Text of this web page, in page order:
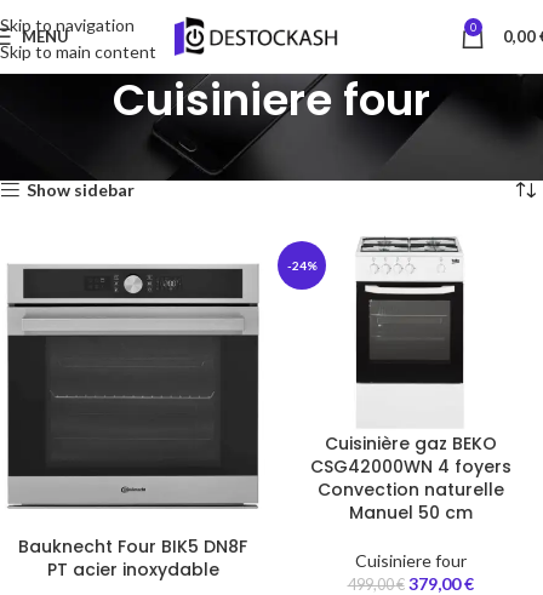
Skip to navigation
Skip to main content
MENU 0 0,00
Cuisiniere four
Cuisiniere four 14 résultats affichés
Show sidebar
Bauknecht Four BIK5 DN8F
PT acier inoxydable
-24%
Cuisinière gaz BEKO
CSG42000WN 4 foyers
Convection naturelle
Manuel 50 cm
Cuisiniere four
499,00€ 379,00€